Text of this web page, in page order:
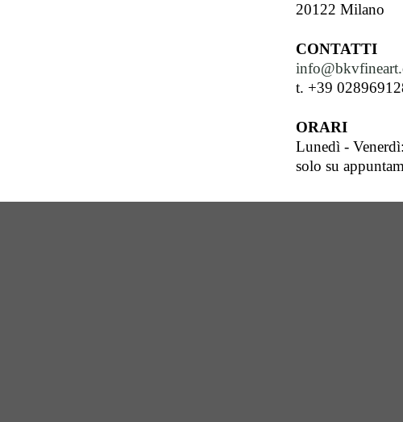
20122 Milano
CONTATTI
t. +39
ORARI
Lunedì -
solo su